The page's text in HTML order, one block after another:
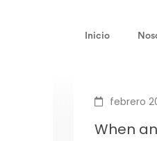
Inicio
febrero
When